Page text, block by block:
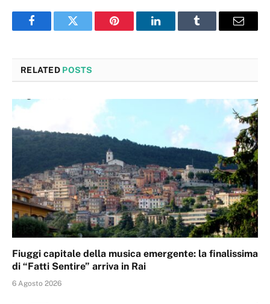
FacebookTwitter Pinterest LinkedInTumblr Email
RELATED POSTS
Fiuggi capitale della musica emergente: la finalissima
di “Fatti Sentire” arriva in Rai
6 Agosto 2026